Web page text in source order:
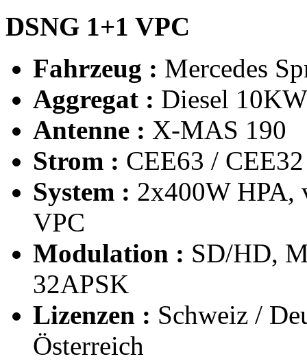
DSNG 1+1 VPC
Fahrzeug : Mercedes
Aggregat : Diesel 10KW
Antenne : X-MAS 190
Strom : CEE63 /
System : 2x400W HPA,
VPC
Modulation : SD/HD,
32APSK
Lizenzen : Schweiz /
Österreich